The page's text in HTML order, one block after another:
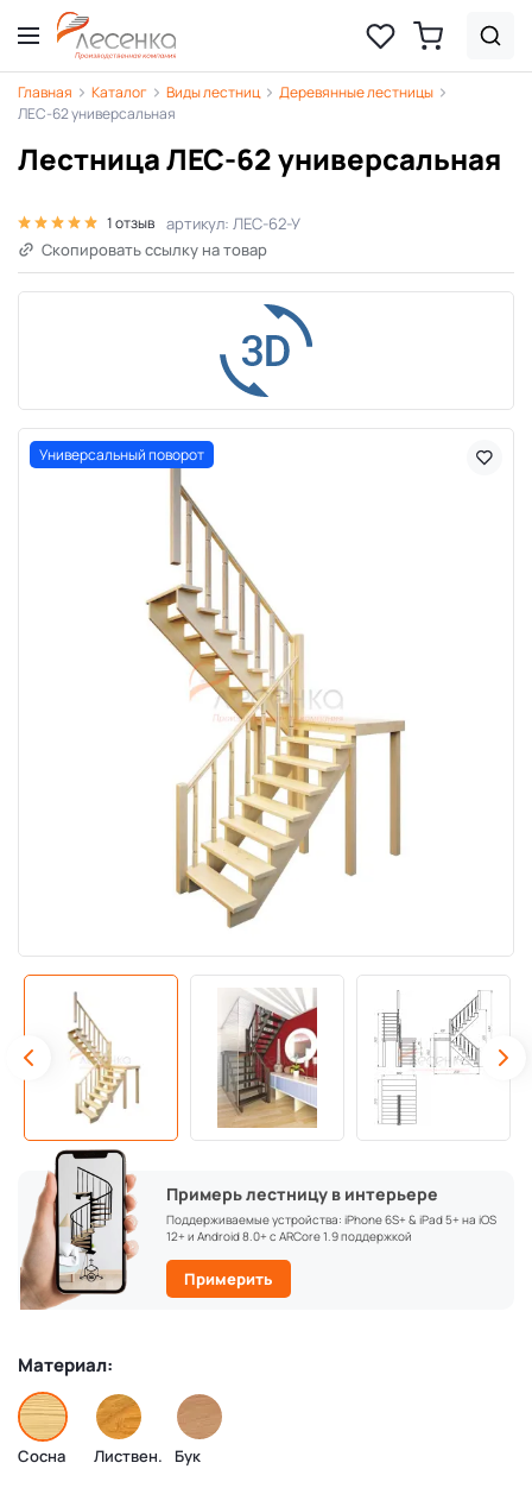
Главная Каталог Виды лестниц
Деревянные лестницы
ЛЕС-62 универсальная
Лестница ЛЕС-62 универсальная
1 отзыв артикул: ЛЕС-62-У
Скопировать ссылку на товар
Универсальный поворот
Примерь лестницу в интерьере
Поддерживаемые устройства: iPhone 6S+ & iPad 5+ на iOS
12+ и Android 8.0+ с ARCore 1.9 поддержкой
Примерить
Материал:
Сосна Листвен. Бук